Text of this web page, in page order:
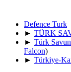
Defence Turk
► TÜRK
► Türk
Falcon)
► Türkiye-